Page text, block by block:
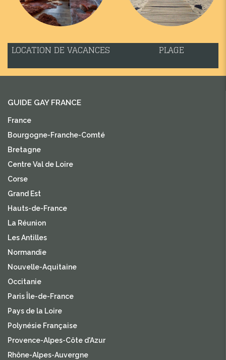
LOCATION DE VACANCES PLAGE
GUIDE GAY FRANCE
France
Bourgogne-Franche-Comté
Bretagne
Centre Val de Loire
Corse
Grand Est
Hauts-de-France
La Réunion
Les Antilles
Normandie
Nouvelle-Aquitaine
Occitanie
Paris Île-de-France
Pays de la Loire
Polynésie Française
Provence-Alpes-Côte d'Azur
Rhône-Alpes-Auvergne